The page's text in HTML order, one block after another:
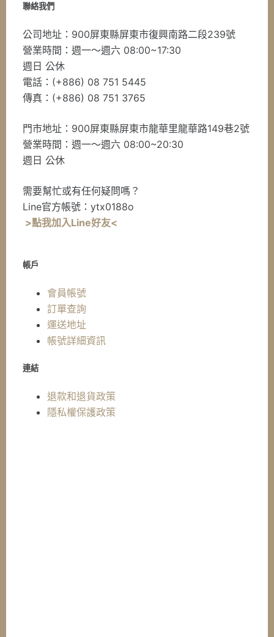
聯絡我們
公司地址：900屏東縣屏東市復興南路二段239號
營業時間：週一～週六 08:00~17:30
週日 公休
電話：(+886) 08 751 5445
傳真：(+886) 08 751 3765
門市地址：900屏東縣屏東市龍華里龍華路149巷2號
營業時間：週一～週六 08:00~20:30
週日 公休
需要幫忙或有任何疑問嗎？
Line官方帳號：ytx0188o
>點我加入Line好友<
帳戶
會員帳號
訂單查詢
運送地址
帳號詳細資訊
連結
退款和退貨政策
隱私權保護政策